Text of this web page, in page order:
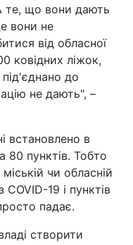
те, що вони дають
вони не
від обласної
ковідних ліжок,
до
не дають", –
встановлено в
80 пунктів. Тобто
чи обласній
COVID-19 і пунктів
падає.
створити